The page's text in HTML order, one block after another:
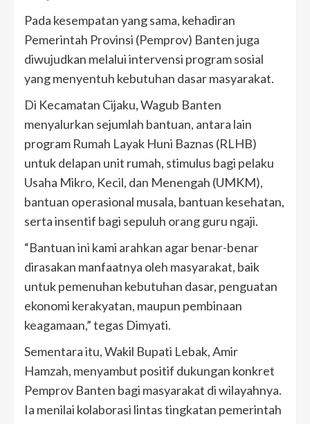
​Pada kesempatan yang sama, kehadiran
Pemerintah Provinsi (Pemprov) Banten juga
diwujudkan melalui intervensi program sosial
yang menyentuh kebutuhan dasar masyarakat.
​Di Kecamatan Cijaku, Wagub Banten
menyalurkan sejumlah bantuan, antara lain
program Rumah Layak Huni Baznas (RLHB)
untuk delapan unit rumah, stimulus bagi pelaku
Usaha Mikro, Kecil, dan Menengah (UMKM),
bantuan operasional musala, bantuan kesehatan,
serta insentif bagi sepuluh orang guru ngaji.
​“Bantuan ini kami arahkan agar benar-benar
dirasakan manfaatnya oleh masyarakat, baik
untuk pemenuhan kebutuhan dasar, penguatan
ekonomi kerakyatan, maupun pembinaan
keagamaan,” tegas Dimyati.
​Sementara itu, Wakil Bupati Lebak, Amir
Hamzah, menyambut positif dukungan konkret
Pemprov Banten bagi masyarakat di wilayahnya.
Ia menilai kolaborasi lintas tingkatan pemerintah